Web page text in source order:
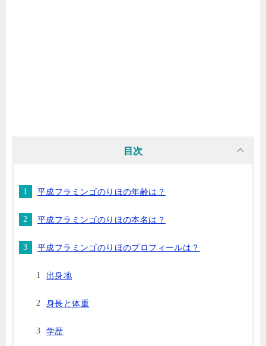
目次
平成フラミンゴのりほの年齢は？
平成フラミンゴのりほの本名は？
平成フラミンゴのりほのプロフィールは？
出身地
身長と体重
学歴